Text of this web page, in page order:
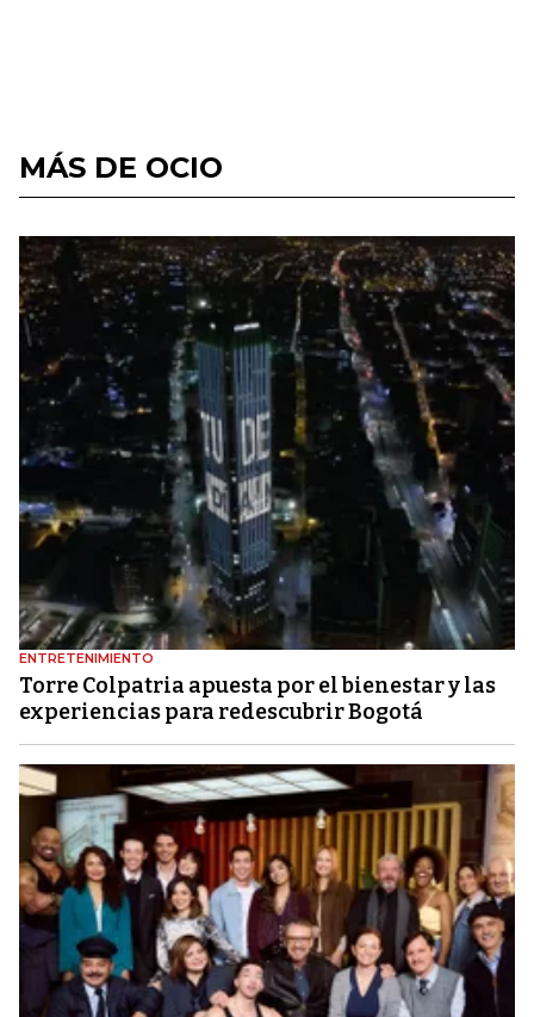
MÁS DE OCIO
ENTRETENIMIENTO
Torre Colpatria apuesta por el bienestar y las
experiencias para redescubrir Bogotá